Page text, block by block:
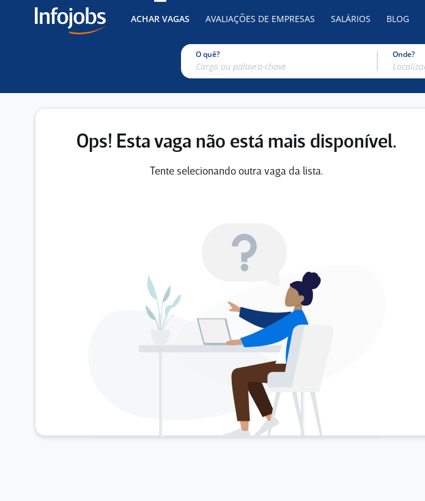
ACHAR VAGAS AVALIAÇÕES DE EMPRESAS SALÁRIOS BLOG
O quê? Onde?
Ops! Esta vaga não está mais disponível.
Tente selecionando outra vaga da lista.